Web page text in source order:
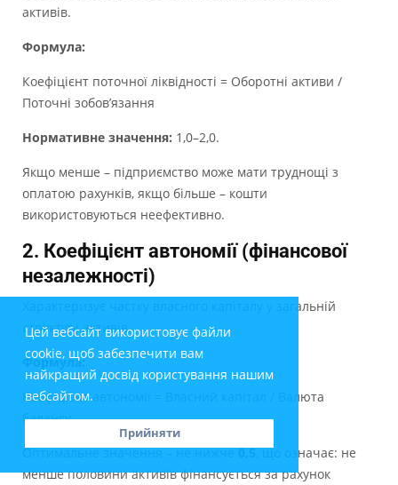
Цей вебсайт використовує файли
cookie, щоб забезпечити вам
найкращий досвід користування нашим
вебсайтом.
Прийняти
активів.
Формула:
Коефіцієнт поточної ліквідності = Оборотні активи /
Поточні зобов’язання
Нормативне значення: 1,0–2,0.
Якщо менше – підприємство може мати труднощі з
оплатою рахунків, якщо більше – кошти
використовуються неефективно.
2. Коефіцієнт автономії (фінансової
незалежності)
Характеризує частку власного капіталу у загальній
структурі активів.
Формула:
Коефіцієнт автономії = Власний капітал / Валюта
балансу
Оптимальне значення – не нижче0,5, що означає: не
менше половини активів фінансується за рахунок